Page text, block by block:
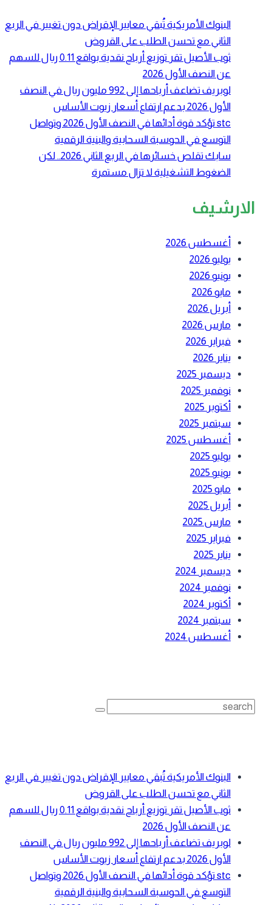
البنوك الأمريكية تُبقي معايير الإقراض دون تغيير في الربع
الثاني مع تحسن الطلب على القروض
ثوب الأصيل تقر توزيع أرباح نقدية بواقع 0.11 ريال للسهم
عن النصف الأول 2026
لوبريف تضاعف أرباحها إلى 992 مليون ريال في النصف
الأول 2026 بدعم ارتفاع أسعار زيوت الأساس
stc تؤكد قوة أدائها في النصف الأول 2026 وتواصل
التوسع في الحوسبة السحابية والبنية الرقمية
سابك تقلص خسائرها في الربع الثاني 2026.. لكن
الضغوط التشغيلية لا تزال مستمرة
الارشيف
أغسطس 2026
يوليو 2026
يونيو 2026
مايو 2026
أبريل 2026
مارس 2026
فبراير 2026
يناير 2026
ديسمبر 2025
نوفمبر 2025
أكتوبر 2025
سبتمبر 2025
أغسطس 2025
يوليو 2025
يونيو 2025
مايو 2025
أبريل 2025
مارس 2025
فبراير 2025
يناير 2025
ديسمبر 2024
نوفمبر 2024
أكتوبر 2024
سبتمبر 2024
أغسطس 2024
Search
البنوك الأمريكية تُبقي معايير الإقراض دون تغيير في الربع
الثاني مع تحسن الطلب على القروض
ثوب الأصيل تقر توزيع أرباح نقدية بواقع 0.11 ريال للسهم
عن النصف الأول 2026
لوبريف تضاعف أرباحها إلى 992 مليون ريال في النصف
الأول 2026 بدعم ارتفاع أسعار زيوت الأساس
stc تؤكد قوة أدائها في النصف الأول 2026 وتواصل
التوسع في الحوسبة السحابية والبنية الرقمية